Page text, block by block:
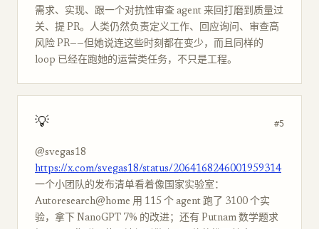
需求、实现、跟一个对抗性审查 agent 来回打磨到质量过
关、提 PR。人类仍然负责定义工作、回应询问、审查高
风险 PR——但她说连这些时刻都在变少，而且同样的
loop 已经在跑她的运营类任务，不只是工程。
💡 #5
@svegas18
https://x.com/svegas18/status/2064168246001959314
一个小团队的发布清单看着像国家实验室：
Autoresearch@home 用 115 个 agent 跑了 3100 个实
验，拿下 NanoGPT 7% 的改进；还有 Putnam 数学题求